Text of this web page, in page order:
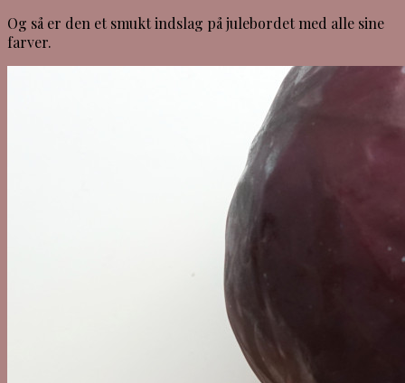
Og så er den et smukt indslag på julebordet med alle sine
farver.